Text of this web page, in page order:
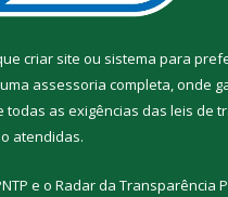
criar site ou sistema para
assessoria completa, onde
todas as exigências das leis de
atendidas.
e o Radar da Transparência